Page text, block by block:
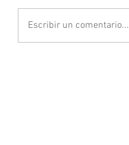
Escribir un comentario...